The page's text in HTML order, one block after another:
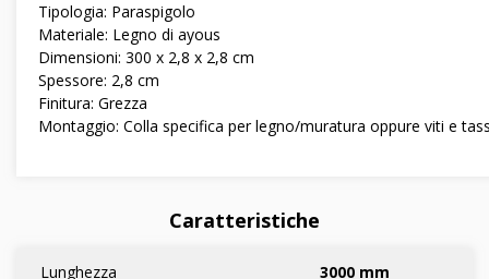
Tipologia: Paraspigolo
Materiale: Legno di ayous
Dimensioni: 300 x 2,8 x 2,8 cm
Spessore: 2,8 cm
Finitura: Grezza
Montaggio: Colla specifica per legno/muratura oppure viti e
Caratteristiche
Lunghezza 3000 mm